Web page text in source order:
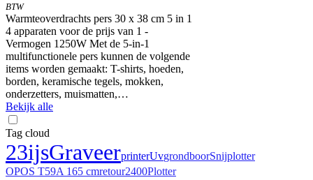
BTW
Warmteoverdrachts pers 30 x 38 cm 5 in 1
4 apparaten voor de prijs van 1 -
Vermogen 1250W Met de 5-in-1
multifunctionele pers kunnen de volgende
items worden gemaakt: T-shirts, hoeden,
borden, keramische tegels, mokken,
onderzetters, muismatten,…
Bekijk alle
Tag cloud
23ijsGraveerprinterUvgrondboorSnijplotter
OPOS T59A 165 cmretour2400Plotter